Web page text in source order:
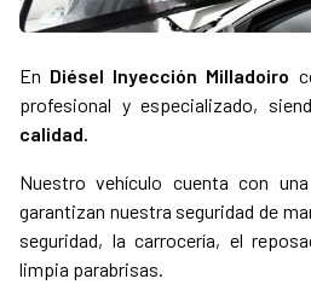
En Diésel Inyección Milladoiro
profesional y especializado,
calidad.
Nuestro vehículo cuenta con
garantizan nuestra seguridad de
seguridad, la carrocería, el
limpia parabrisas.